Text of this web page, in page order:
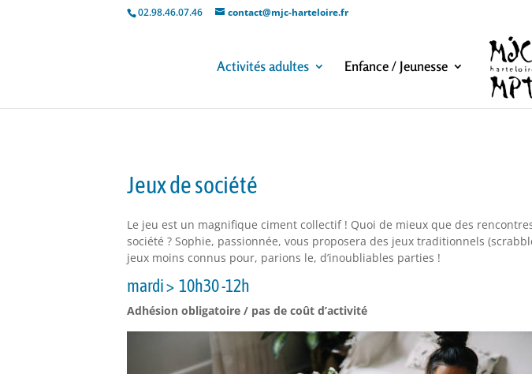
02.98.46.07.46 contact@mjc-harteloire.fr
Activités adultes Enfance / Jeunesse
Jeux de société
Le jeu est un magnifique ciment collectif ! Quoi de mieux que des
société ? Sophie, passionnée, vous proposera des jeux traditionnels
jeux moins connus pour, parions le, d’inoubliables parties !
mardi > 10h30 -12h
Adhésion obligatoire / pas de coût d’activité